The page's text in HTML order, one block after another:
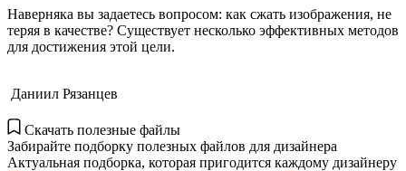
Наверняка вы задаетесь вопросом: как сжать изображения, не
теряя в качестве? Существует несколько эффективных методов
для достижения этой цели.
Даниил Рязанцев
Скачать полезные файлы
Забирайте подборку полезных файлов для дизайнера
Актуальная подборка, которая пригодится каждому дизайнеру